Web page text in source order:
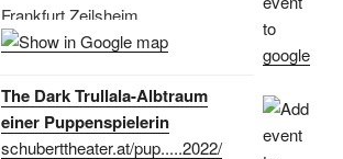
Frankfurt Zeilsheim
The Dark Trullala-Albtraum
einer Puppenspielerin
schuberttheater.at/pup.....2022/